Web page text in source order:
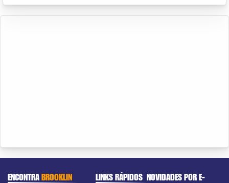
ENCONTRABROOKLIN LINKS RÁPIDOS NOVIDADES POR E-